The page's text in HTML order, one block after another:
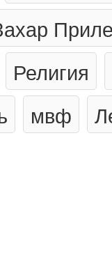
Религия
мвф